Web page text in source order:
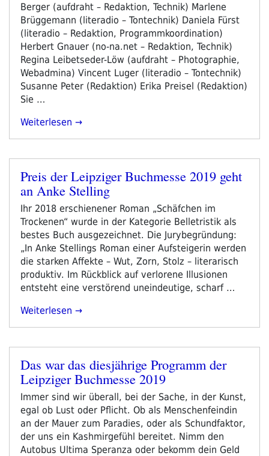
Berger (aufdraht – Redaktion, Technik) Marlene
Brüggemann (literadio – Tontechnik) Daniela Fürst
(literadio – Redaktion, Programmkoordination)
Herbert Gnauer (no-na.net – Redaktion, Technik)
Regina Leibetseder-Löw (aufdraht – Photographie,
Webadmina) Vincent Luger (literadio – Tontechnik)
Susanne Peter (Redaktion) Erika Preisel (Redaktion)
Sie …
„Frankfurter
Weiterlesen
Veröffentlicht
am
Preis der Leipziger Buchmesse 2019 geht
an Anke Stelling
Ihr 2018 erschienener Roman „Schäfchen im
Trockenen“ wurde in der Kategorie Belletristik als
bestes Buch ausgezeichnet. Die Jurybegründung:
„In Anke Stellings Roman einer Aufsteigerin werden
die starken Affekte – Wut, Zorn, Stolz – literarisch
produktiv. Im Rückblick auf verlorene Illusionen
entsteht eine verstörend uneindeutige, scharf …
„Preis
Buchmesse
2019
Geht
Anke
Stelling“
Weiterlesen
Veröffentlicht
am
Das war das diesjährige Programm der
Leipziger Buchmesse 2019
Immer sind wir überall, bei der Sache, in der Kunst,
egal ob Lust oder Pflicht. Ob als Menschenfeindin
an der Mauer zum Paradies, oder als Schundfaktor,
der uns ein Kashmirgefühl bereitet. Nimm den
Autobus Ultima Speranza oder bekomm dein Geld